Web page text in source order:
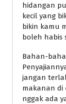
hidangan
kecil yang
bikin kamu
boleh habis
Bahan-
jangan
makanan di
nggak ada